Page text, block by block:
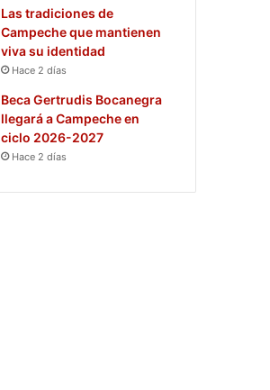
Las tradiciones de
Campeche que mantienen
viva su identidad
Hace 2 días
Beca Gertrudis Bocanegra
llegará a Campeche en
ciclo 2026-2027
Hace 2 días